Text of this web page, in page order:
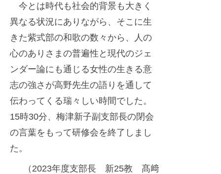
今とは時代も社会的背景も大きく
異なる状況にありながら、そこに生
きた紫式部の和歌の数々から、人の
心のありさまの普遍性と現代のジェ
ンダー論にも通じる女性の生きる意
志の強さが高野先生の語りを通して
伝わってくる瑞々しい時間でした。
15時30分、梅津新子副支部長の閉会
の言葉をもって研修会を終了しまし
た。
（2023年度支部長 新25教 髙﨑